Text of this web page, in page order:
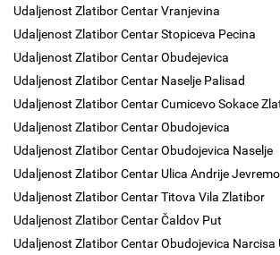
Udaljenost Zlatibor Centar Vranjevina
Udaljenost Zlatibor Centar Stopiceva Pecina
Udaljenost Zlatibor Centar Obudejevica
Udaljenost Zlatibor Centar Naselje Palisad
Udaljenost Zlatibor Centar Cumicevo Sokace
Udaljenost Zlatibor Centar Obudojevica
Udaljenost Zlatibor Centar Obudojevica Naselje
Udaljenost Zlatibor Centar Ulica Andrije
Udaljenost Zlatibor Centar Titova Vila Zlatibor
Udaljenost Zlatibor Centar Čaldov Put
Udaljenost Zlatibor Centar Obudojevica Narcisa